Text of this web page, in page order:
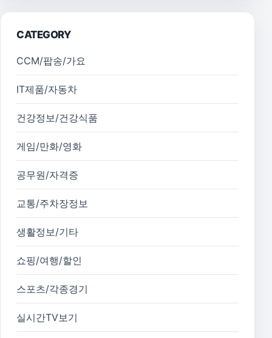
CATEGORY
CCM/팝송/가요
IT제품/자동차
건강정보/건강식품
게임/만화/영화
공무원/자격증
교통/주차장정보
생활정보/기타
쇼핑/여행/할인
스포츠/각종경기
실시간TV보기